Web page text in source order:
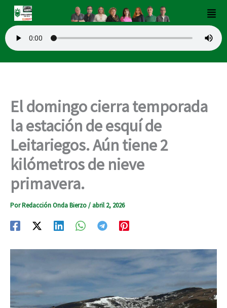
contenido
El domingo cierra temporada
la estación de esquí de
Leitariegos. Aún tiene 2
kilómetros de nieve
primavera.
PorRedacción Onda Bierzo/ abril 2, 2026